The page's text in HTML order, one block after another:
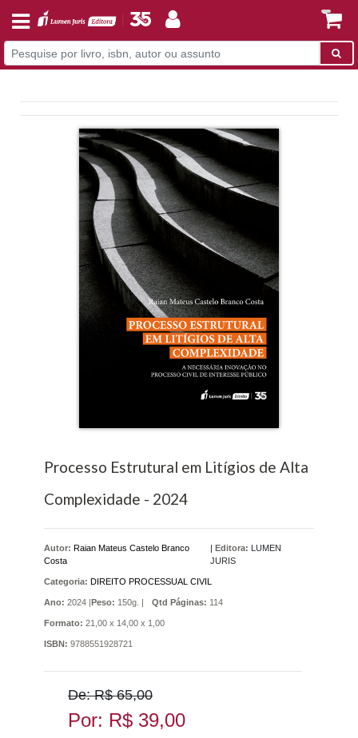
Processo Estrutural em Litígios de Alta
Complexidade - 2024
Autor: Raian Mateus Castelo Branco
Costa
Editora: LUMEN
JURIS
Categoria: DIREITO PROCESSUAL CIVIL
Ano: 2024 | Peso: 150g. | Qtd Páginas: 114
Formato: 21,00 x 14,00 x 1,00
ISBN: 9788551928721
De: R$ 65,00
Por: R$ 39,00